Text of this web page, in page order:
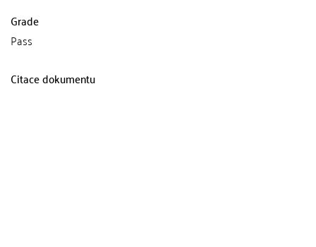
Grade
Pass
Citace dokumentu